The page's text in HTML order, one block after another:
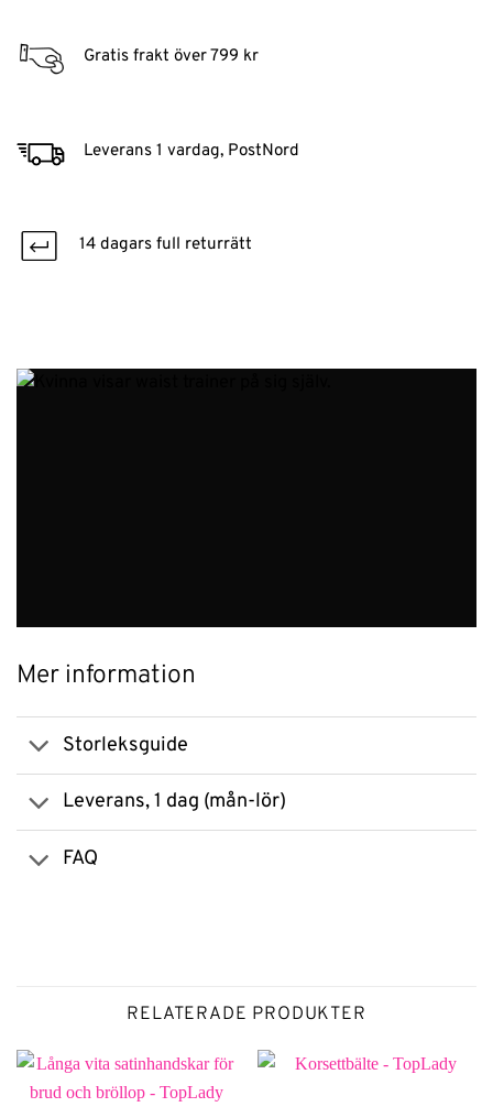
Gratis frakt över 799 kr
Leverans 1 vardag, PostNord
14 dagars full returrätt
Mer information
Storleksguide
Leverans, 1 dag (mån-lör)
FAQ
RELATERADE PRODUKTER